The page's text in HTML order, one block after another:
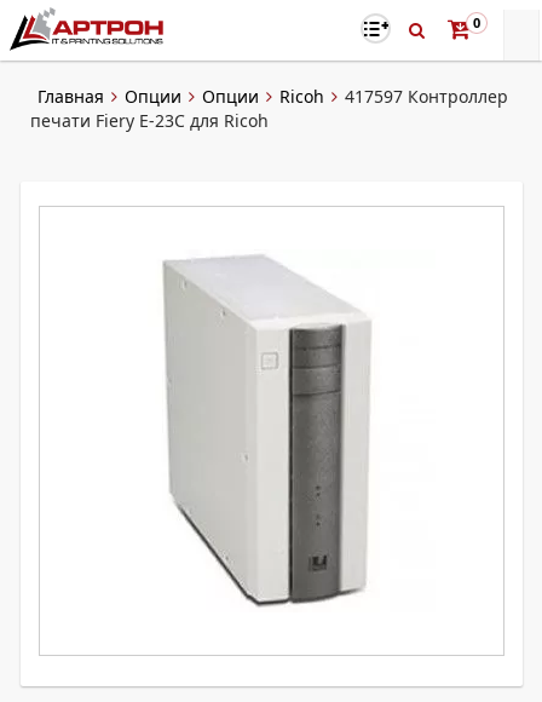
0
Главная Опции Опции Ricoh
417597 Контроллер
печати Fiery E-23C для Ricoh